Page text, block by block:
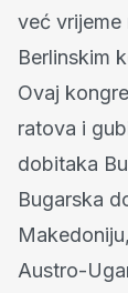
već vrijeme
Berlinskim
Ovaj
ratova i
dobitaka
Bugarska
Austro-